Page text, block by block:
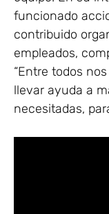
funcionado
contribuido
empleados,
“Entre todos
llevar ayuda a
necesitadas,